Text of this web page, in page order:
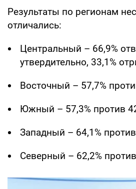
Результаты по регионам
отличались:
Центральный – 66,9%
утвердительно, 33,1%
Восточный – 57,7%
Южный – 57,3% против
Западный – 64,1%
Северный – 62,2%